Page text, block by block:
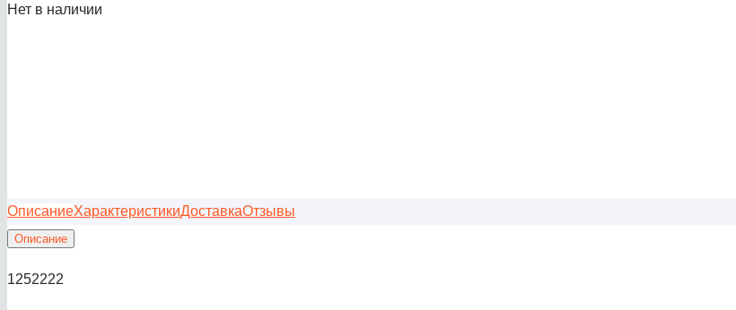
Нет в наличии
ОписаниеХарактеристикиДоставкаОтзывы
Описание
1252222